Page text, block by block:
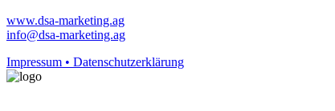
www.dsa-marketing.ag
info@dsa-marketing.ag
Impressum • Datenschutzerklärung